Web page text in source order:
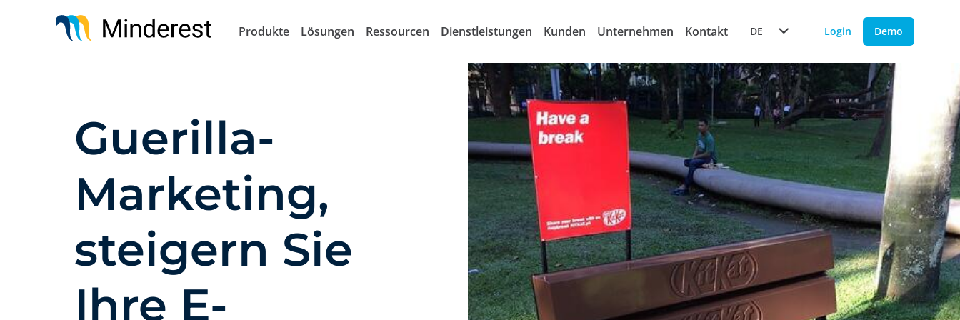
Produkte Lösungen Ressourcen Dienstleistungen Kunden Unternehmen Kontakt DE Login Demo
Guerilla-
Marketing,
steigern Sie
Ihre E-